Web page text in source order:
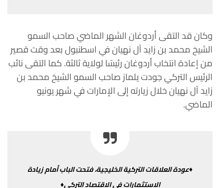
وكانقدالتقىأردوغانالشهرالماضيصاحبالسمو
الشيخمحمدبنزايدآلنهيانفياسطنبولبعدوقتقصير
منإعادةانتخابأردوغانرئيسًالولاية ثالثة.كما التقىنائب
الرئيسالتركيجودتيلمازصاحبالسموالشيخمحمدبن
زايدآلنهيانخلالزيارتهإلىالإماراتفيشهريونيو
الماضي.
♦عودةالعلاقاتالتركيةالخليجية،فتحتالبابأمامزيادة
الاستثماراتفيالاقتصادالتركي♦